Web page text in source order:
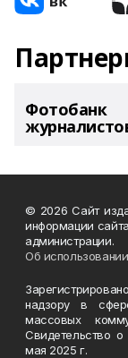
Фотобанк
© 2026 Сайт
информации
администрации.
Об
надзору в
массовых
Свидетельство
мая 2025 г.